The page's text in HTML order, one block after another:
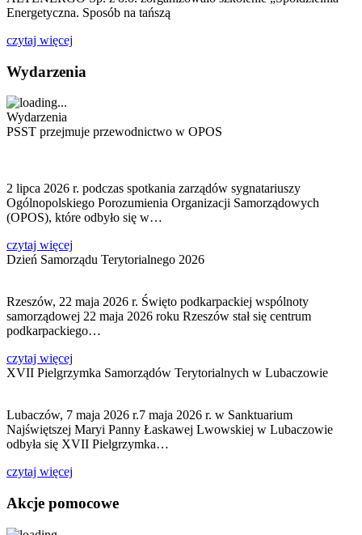
Energetyczna. Sposób na tańszą
czytaj więcej
Wydarzenia
Wydarzenia
PSST przejmuje przewodnictwo w OPOS
2 lipca 2026 r. podczas spotkania zarządów sygnatariuszy
Ogólnopolskiego Porozumienia Organizacji Samorządowych
(OPOS), które odbyło się w…
czytaj więcej
Dzień Samorządu Terytorialnego 2026
Rzeszów, 22 maja 2026 r. Święto podkarpackiej wspólnoty
samorządowej 22 maja 2026 roku Rzeszów stał się centrum
podkarpackiego…
czytaj więcej
XVII Pielgrzymka Samorządów Terytorialnych w Lubaczowie
Lubaczów, 7 maja 2026 r.7 maja 2026 r. w Sanktuarium
Najświętszej Maryi Panny Łaskawej Lwowskiej w Lubaczowie
odbyła się XVII Pielgrzymka…
czytaj więcej
Akcje pomocowe